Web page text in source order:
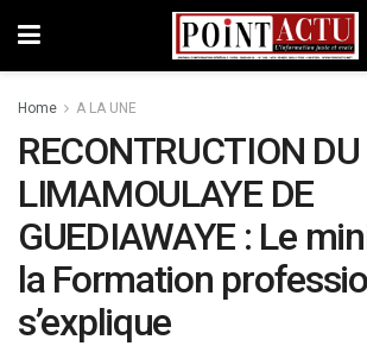
Home A LA UNE
RECONTRUCTION DU
LIMAMOULAYE DE
GUEDIAWAYE : Le
la Formation
s’explique